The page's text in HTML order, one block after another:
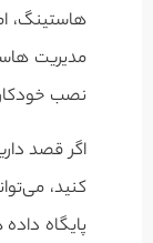
هاستینگ،
مدیریت
نصب
اگر قصد
پایگاه